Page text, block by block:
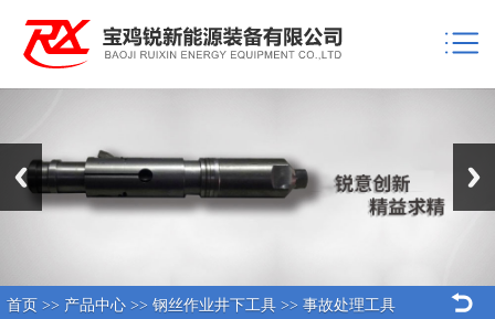
首页 >> 产品中心 >> 钢丝作业井下工具 >> 事故处理工具